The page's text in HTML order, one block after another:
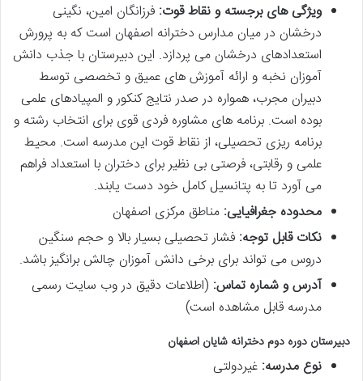
ویژگی های برجسته و نقاط قوت: فرزانگان امین، نگینی
درخشان در میان مدارس دخترانه اصفهان است که به پرورش
استعدادهای درخشان می پردازد. این دبیرستان با جذب دانش
آموزان نخبه و ارائه آموزش های عمیق و تخصصی توسط
دبیران مجرب، همواره در صدر نتایج کنکور و المپیادهای علمی
بوده است. برنامه های مشاوره فردی قوی برای انتخاب رشته و
برنامه ریزی تحصیلی، از نقاط قوت این مدرسه است. محیط
علمی و رقابتی، فرصتی بی نظیر برای دختران با استعداد فراهم
می آورد تا به پتانسیل کامل خود دست یابند.
محدوده جغرافیایی: مناطق مرکزی اصفهان
نکات قابل توجه: فشار تحصیلی بسیار بالا و حجم سنگین
دروس می تواند برای برخی دانش آموزان چالش برانگیز باشد.
آدرس و شماره تماس: (اطلاعات دقیق در وب سایت رسمی
مدرسه قابل مشاهده است)
دبیرستان دوره دوم دخترانه شایان اصفهان
نوع مدرسه: غیردولتی